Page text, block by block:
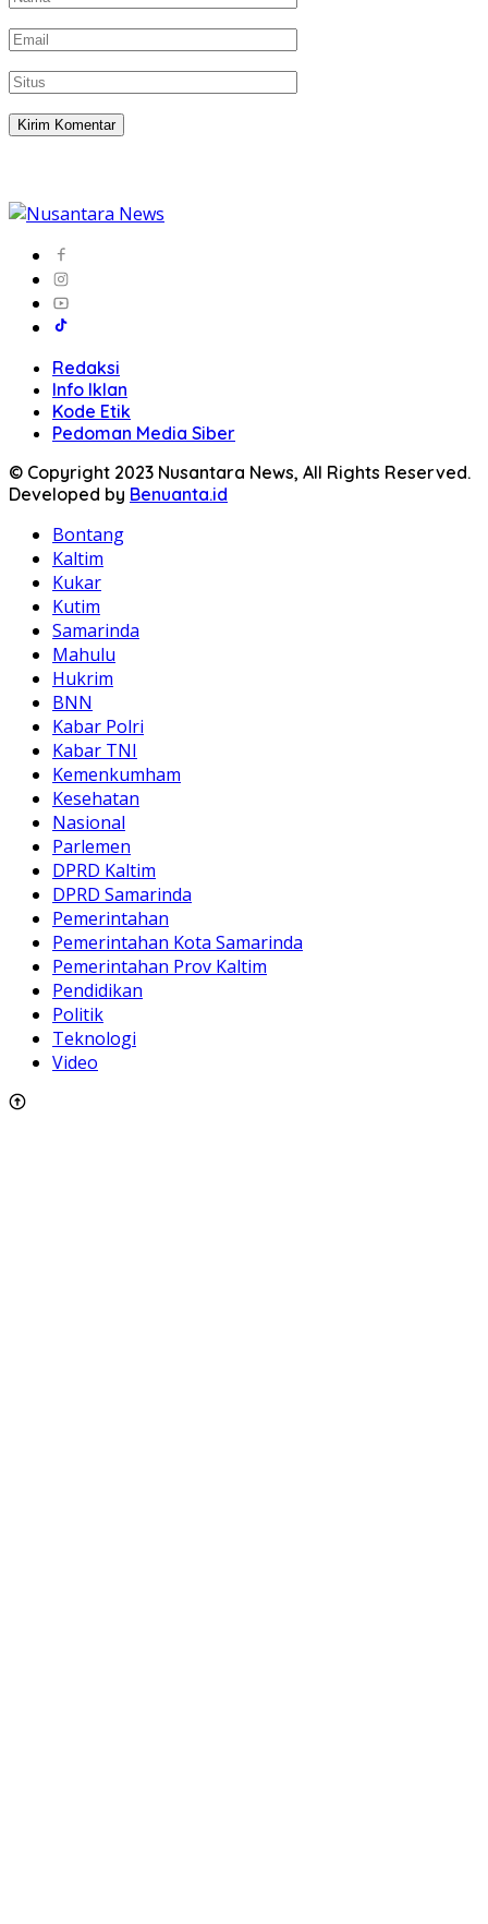
Redaksi
Info Iklan
Kode Etik
Pedoman Media Siber
© Copyright 2023 Nusantara News, All Rights Reserved.
Developed by Benuanta.id
Bontang
Kaltim
Kukar
Kutim
Samarinda
Mahulu
Hukrim
BNN
Kabar Polri
Kabar TNI
Kemenkumham
Kesehatan
Nasional
Parlemen
DPRD Kaltim
DPRD Samarinda
Pemerintahan
Pemerintahan Kota Samarinda
Pemerintahan Prov Kaltim
Pendidikan
Politik
Teknologi
Video